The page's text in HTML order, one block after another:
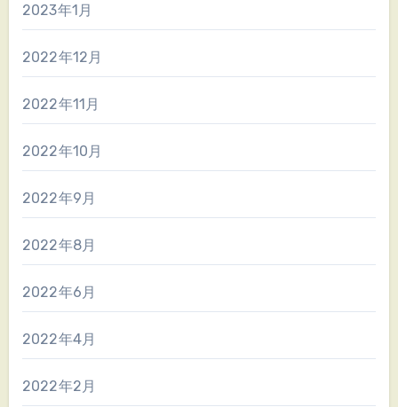
2023年1月
2022年12月
2022年11月
2022年10月
2022年9月
2022年8月
2022年6月
2022年4月
2022年2月